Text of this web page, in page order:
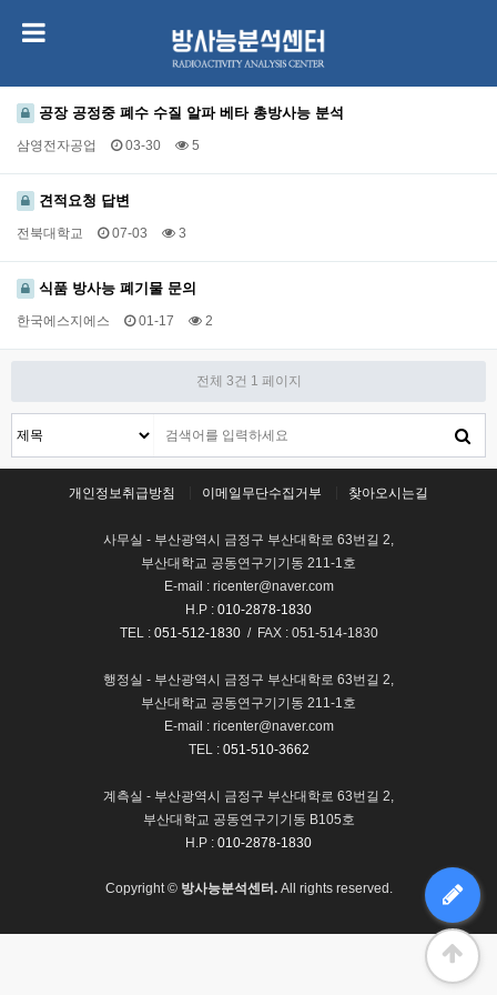
공장 공정중 폐수 수질 알파 베타 총방사능 분석
삼영전자공업 03-30 5
견적요청 답변
전북대학교 07-03 3
식품 방사능 폐기물 문의
한국에스지에스 01-17 2
전체 3건 1 페이지
개인정보취급방침 이메일무단수집거부 찾아오시는길
사무실 - 부산광역시 금정구 부산대학로 63번길 2,
부산대학교 공동연구기기동 211-1호
E-mail : ricenter@naver.com
H.P : 010-2878-1830
TEL : 051-512-1830/ FAX : 051-514-1830
행정실 - 부산광역시 금정구 부산대학로 63번길 2,
부산대학교 공동연구기기동 211-1호
E-mail : ricenter@naver.com
TEL : 051-510-3662
계측실 - 부산광역시 금정구 부산대학로 63번길 2,
부산대학교 공동연구기기동 B105호
H.P : 010-2878-1830
Copyright © 방사능분석센터.All rights reserved.